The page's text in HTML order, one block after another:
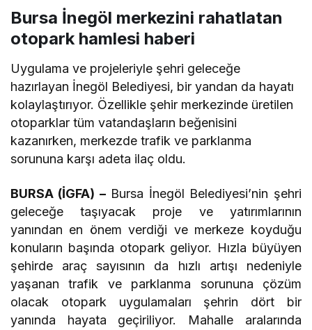
Bursa İnegöl merkezini rahatlatan
otopark hamlesi haberi
Uygulama ve projeleriyle şehri geleceğe
hazırlayan İnegöl Belediyesi, bir yandan da hayatı
kolaylaştırıyor. Özellikle şehir merkezinde üretilen
otoparklar tüm vatandaşların beğenisini
kazanırken, merkezde trafik ve parklanma
sorununa karşı adeta ilaç oldu.
BURSA (İGFA) – Bursa İnegöl Belediyesi’nin şehri
geleceğe taşıyacak proje ve yatırımlarının
yanından en önem verdiği ve merkeze koyduğu
konuların başında otopark geliyor. Hızla büyüyen
şehirde araç sayısının da hızlı artışı nedeniyle
yaşanan trafik ve parklanma sorununa çözüm
olacak otopark uygulamaları şehrin dört bir
yanında hayata geçiriliyor. Mahalle aralarında